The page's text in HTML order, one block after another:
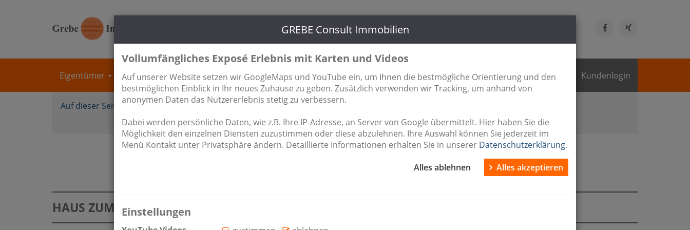
033702 / 681 485
Eigentümer Immobilien Unternehmen Kontakt Kundenlogin
Auf dieser Seite finden Sie: Anlageobjekt Haus Gewerbe zur Miete Grundstück zum Kauf
Referenzen
Wohnen auf Zeit Wohnung zum Kauf Wohnung zur Miete
IMMOBILIENÜBERSICHT
HAUS ZUM KAUF
GREBE Consult Immobilien
Vollumfängliches Exposé Erlebnis mit Karten und Videos
Auf unserer Website setzen wir GoogleMaps und YouTube ein, um Ihnen die bestmögliche Orientierung und den
bestmöglichen Einblick in Ihr neues Zuhause zu geben. Zusätzlich verwenden wir Tracking, um anhand von
anonymen Daten das Nutzererlebnis stetig zu verbessern.
Dabei werden persönliche Daten, wie z.B. Ihre IP-Adresse, an Server von Google übermittelt. Hier haben Sie die
Möglichkeit den einzelnen Diensten zuzustimmen oder diese abzulehnen. Ihre Auswahl können Sie jederzeit im
Menü Kontakt unter Privatsphäre ändern. Detaillierte Informationen erhalten Sie in unserer Datenschutzerklärung.
Alles ablehnen Alles akzeptieren
Einstellungen